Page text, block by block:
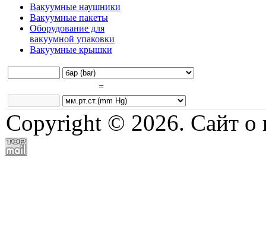
Вакуумные наушники
Вакуумные пакеты
Оборудование для
вакуумной упаковки
Вакуумные крышки
=
Copyright © 2026. Сайт о